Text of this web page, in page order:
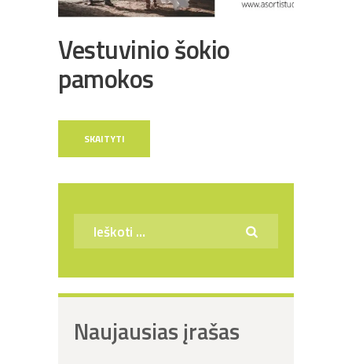
Vestuvinio šokio
pamokos
SKAITYTI
Naujausias įrašas